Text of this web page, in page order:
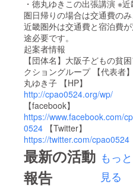
・徳丸ゆきこの出張講演 ※近
圏日帰りの場合は交通費のみ
近畿圏外は交通費と宿泊費
途必要です。
起案者情報
【団体名】大阪子どもの貧
クショングループ 【代表者
丸ゆき子 【HP】
http://cpao0524.org/wp/
【facebook】
https://www.facebook.com/
0524 【Twitter】
https://twitter.com/cpao0524
最新の活動
報告
もっと
見る